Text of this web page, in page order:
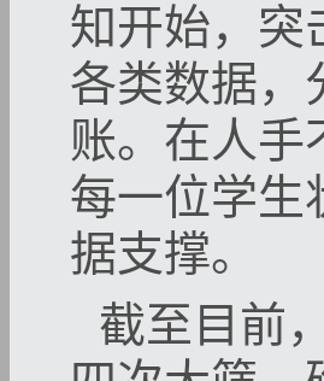
知开始，突
各类数据，
账。在人手
每一位学生
据支撑。
截至目前